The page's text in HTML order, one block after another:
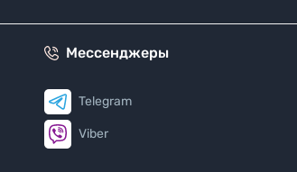
Мессенджеры
Telegram
Viber